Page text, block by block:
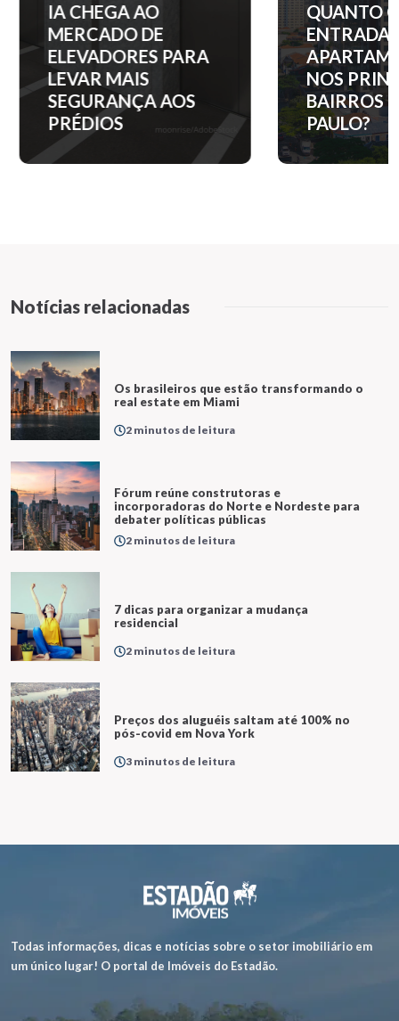
IA CHEGA AO
MERCADO DE
ELEVADORES PARA
LEVAR MAIS
SEGURANÇA AOS
PRÉDIOS
QUANTO
ENTRADA
NOS
BAIRROS
PAULO?
Notícias relacionadas
Os brasileiros que estão transformando o
real estate em Miami
2 minutos de leitura
Fórum reúne construtoras e
incorporadoras do Norte e Nordeste para
debater políticas públicas
2 minutos de leitura
7 dicas para organizar a mudança
residencial
2 minutos de leitura
Preços dos aluguéis saltam até 100% no
pós-covid em Nova York
3 minutos de leitura
Todas informações, dicas e notícias sobre o setor imobiliário em
um único lugar! O portal de Imóveis do Estadão.